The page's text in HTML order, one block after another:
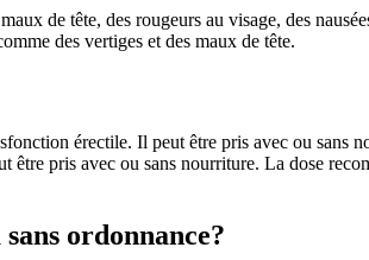
de tête, des rougeurs au visage, des
des vertiges et des maux de tête.
érectile. Il peut être pris avec ou
pris avec ou sans nourriture. La dose
ordonnance?